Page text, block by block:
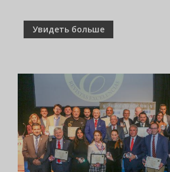
Увидеть больше